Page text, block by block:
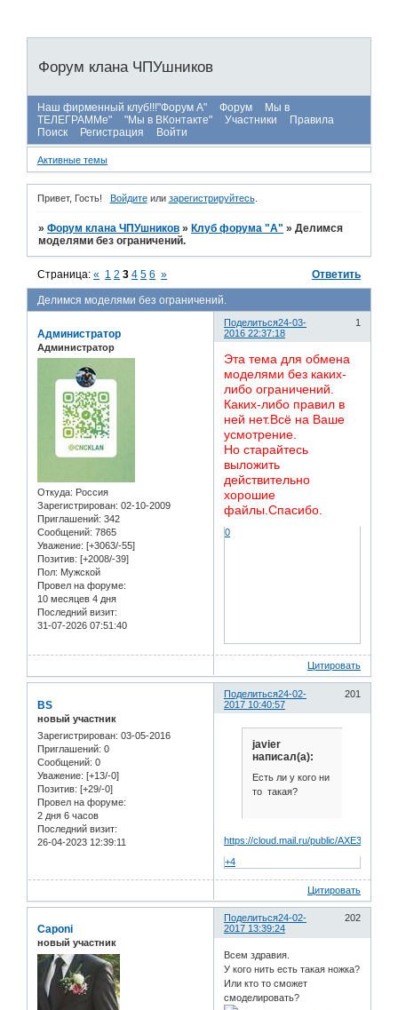
Форум клана ЧПУшников
Наш фирменный клуб!!!"Форум А" Форум
Мы в
ТЕЛЕГРАММе"
"Мы в ВКонтакте" Участники
Правила
Поиск
Регистрация Войти
Активные темы
Привет, Гость! Войдитеили зарегистрируйтесь.
»Форум клана ЧПУшников » Клуб форума "А" »Делимся
моделями без ограничений.
Делимся моделями без ограничений.
Страница:« 1 2 3 4 5 6 » Ответить
Поделиться 1
24-03-
2016 22:37:18
Администратор
Администратор
Откуда: Россия
Зарегистрирован: 02-10-2009
Приглашений: 342
Сообщений: 7865
Уважение: [+3063/-55]
Позитив: [+2008/-39]
Пол: Мужской
Провел на форуме:
10 месяцев 4 дня
Последний визит:
31-07-2026 07:51:40
Эта тема для обмена
моделями без каких-
либо ограничений.
Каких-либо правил в
ней нет.Всё на Ваше
усмотрение.
Но старайтесь
выложить
действительно
хорошие
файлы.Спасибо.
0
Цитировать
Поделиться 201
24-02-
2017 10:40:57
BS
новый участник
Зарегистрирован: 03-05-2016
Приглашений: 0
Сообщений: 0
Уважение: [+13/-0]
Позитив: [+29/-0]
Провел на форуме:
2 дня 6 часов
Последний визит:
26-04-2023 12:39:11
javier
написал(а):
Есть ли у кого ни
то такая?
https://cloud.mail.ru/public/AXE3/
+4
Цитировать
Поделиться 202
24-02-
2017 13:39:24
Caponi
новый участник
Всем здравия.
У кого нить есть такая ножка?
Или кто то сможет
смоделировать?